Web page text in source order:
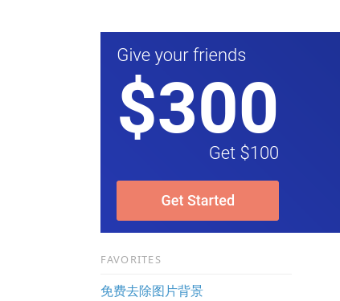
FAVORITES
免费去除图片背景